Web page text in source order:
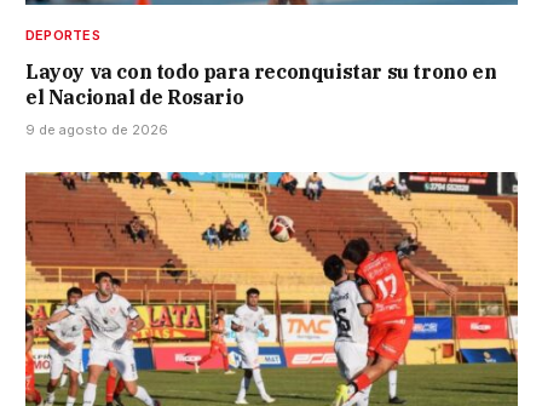
DEPORTES
Layoy va con todo para reconquistar su trono en
el Nacional de Rosario
9 de agosto de 2026